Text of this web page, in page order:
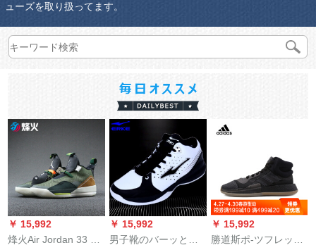
ューズを取り扱ってます。
￥ 15,992
烽火Air Jordan 33 x
￥ 15,992
男子靴のバーッとボ
￥ 15,992
勝道斯ポ-ツフレット